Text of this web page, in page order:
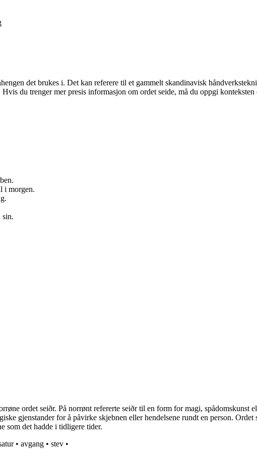
det brukes i. Det kan referere til et gammelt skandinavisk
du trenger mer presis informasjon om ordet seide, må du oppgi
i morgen.
sin.
ordet seiðr. På norrønt refererte seiðr til en form for magi,
gjenstander for å påvirke skjebnen eller hendelsene rundt en person.
som det hadde i tidligere tider.
• avgang • stev •